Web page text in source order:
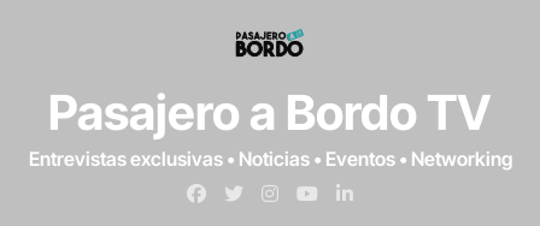
Pasajero a Bordo TV
Entrevistas exclusivas • Noticias • Eventos • Networking